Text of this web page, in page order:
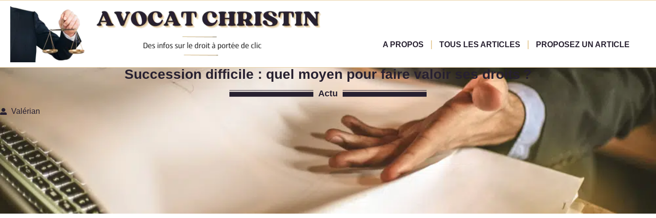
A PROPOS TOUS LES ARTICLES PROPOSEZ UN ARTICLE
Succession difficile : quel moyen pour faire valoir ses droits ?
Actu
Valérian